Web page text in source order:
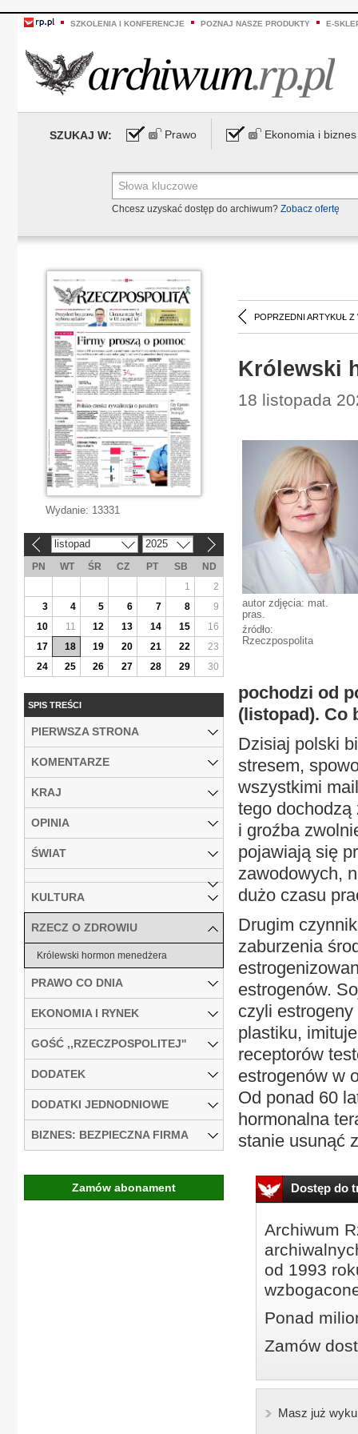
SZKOLENIA I KONFERENCJE POZNAJ NASZE PRODUKTY E-
SZUKAJ W: Prawo Ekonomia i biznes
Chcesz uzyskać dostęp do archiwum? Zobacz ofertę
POPRZEDNI ARTYKUŁ Z
Królewski
18 listopada
autor zdjęcia: mat.
pras.
źródło:
Rzeczpospolita
pochodzi od
(listopad). Co
Dzisiaj polski
stresem,
wszystkimi
tego
i groźba
pojawiają się
zawodowych,
dużo czasu
Drugim
zaburzenia
estrogenów.
czyli
plastiku,
receptorów
estrogenów w
Od ponad 60
hormonalna
stanie usunąć
Dostęp do
Archiwum
od 1993
Ponad
Zamów
Masz już
Wydanie: 13331
listopad 2025
PN WT ŚR CZ PT SB
ND
1
2
3
4 5 6 7 8
9
10
11 12 13 14 15
16
17
18 19 20 21 22
23
24
25 26 27 28 29 30
SPIS TREŚCI
PIERWSZA STRONA
KOMENTARZE
KRAJ
OPINIA
ŚWIAT
KULTURA
RZECZ O ZDROWIU
Królewski hormon menedżera
PRAWO CO DNIA
EKONOMIA I RYNEK
GOŚĆ ,,RZECZPOSPOLITEJ''
DODATEK
DODATKI JEDNODNIOWE
BIZNES: BEZPIECZNA FIRMA
Zamów abonament